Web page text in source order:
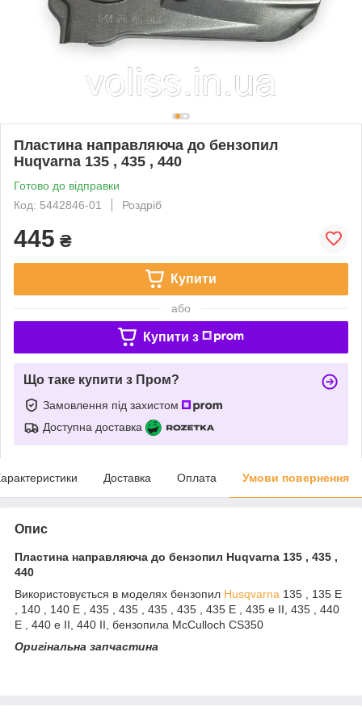
Пластина направляюча до бензопил
Huqvarna 135 , 435 , 440
Готово до відправки
Код: 5442846-01
Роздріб
445 ₴
Купити
або
Купити з
Що таке купити з Пром?
Замовлення під захистом
Доступна доставка
Доставка Оплата Умови повернення
Опис
Пластина направляюча до бензопил Huqvarna 135 , 435 ,
440
Використовується в моделях бензопил Husqvarna 135 , 135 E
, 140 , 140 E , 435 , 435 , 435 , 435 , 435 E , 435 e II, 435 , 440
E , 440 e II, 440 II, бензопила McCulloch CS350
Оригінальна запчастина